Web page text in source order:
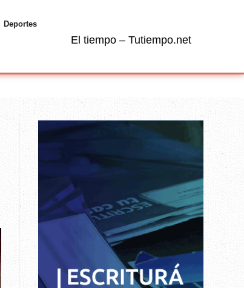
Deportes
El tiempo – Tutiempo.net